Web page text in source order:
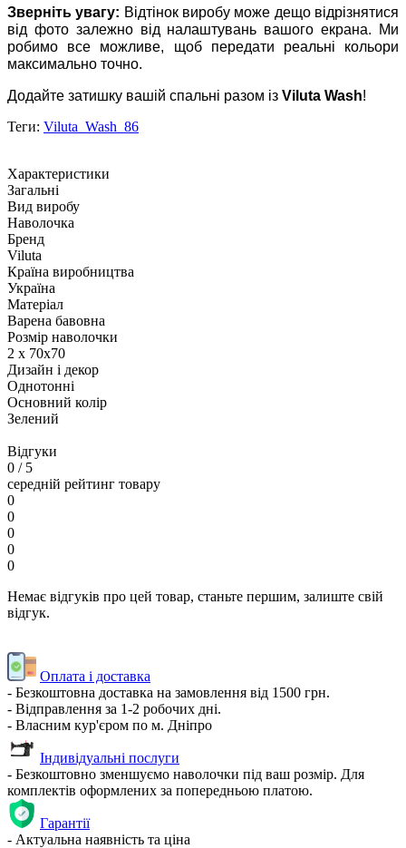
Зверніть увагу: Відтінок виробу може дещо відрізнятися
від фото залежно від налаштувань вашого екрана. Ми
робимо все можливе, щоб передати реальні кольори
максимально точно.
Додайте затишку вашій спальні разом із Viluta Wash!
Теги: Viluta_Wash_86
Характеристики
Загальні
Вид виробу
Наволочка
Бренд
Viluta
Країна виробництва
Україна
Матеріал
Варена бавовна
Розмір наволочки
2 х 70х70
Дизайн і декор
Однотонні
Основний колір
Зелений
Відгуки
0 / 5
середній рейтинг товару
0
0
0
0
0
Немає відгуків про цей товар, станьте першим, залиште свій
відгук.
Оплата і доставка
- Безкоштовна доставка на замовлення від 1500 грн.
- Відправлення за 1-2 робочих дні.
- Власним кур'єром по м. Дніпро
Індивідуальні послуги
- Безкоштовно зменшуємо наволочки під ваш розмір. Для
комплектів оформлених за попередньою платою.
Гарантії
- Актуальна наявність та ціна